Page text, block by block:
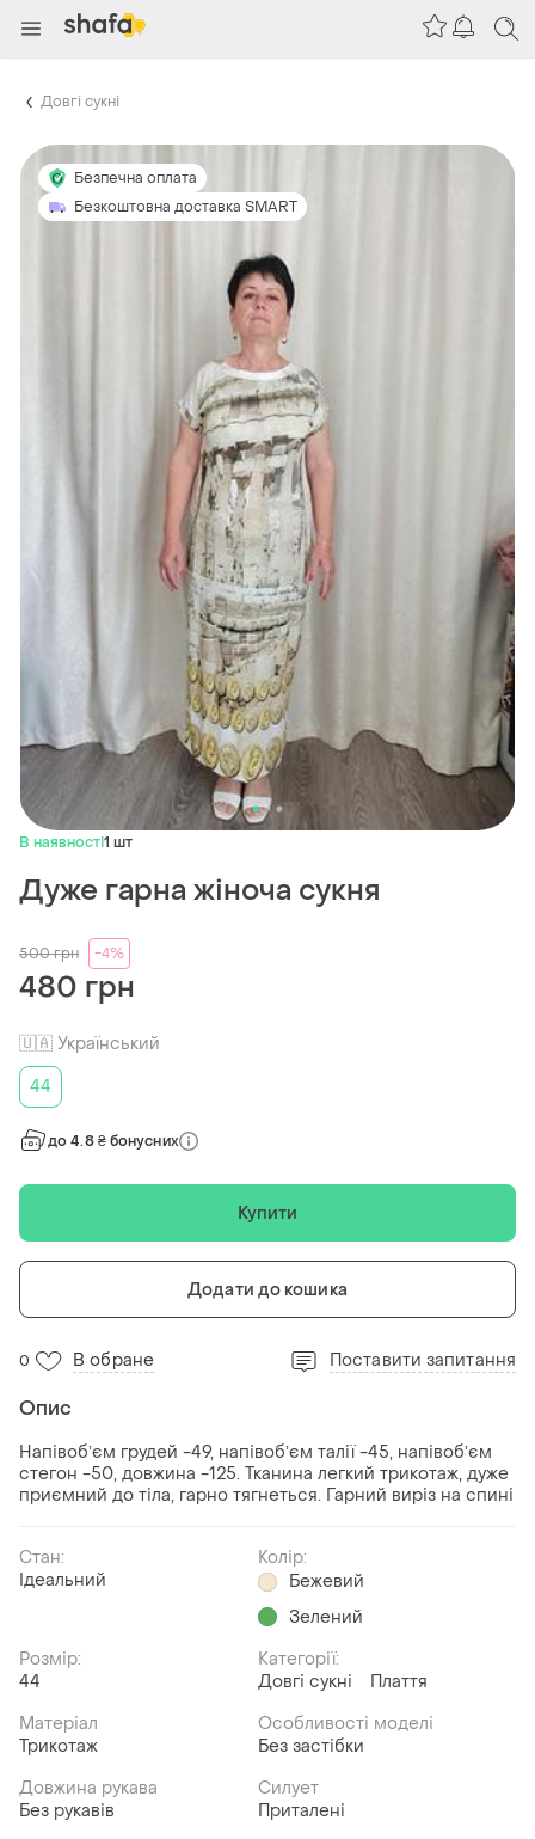
Довгі сукні
Безпечна оплата
Безкоштовна доставка SMART
В наявності1 шт
Дуже гарна жіноча сукня
500грн -4%
480 грн
🇺🇦 Український
44
до 4.8 ₴ бонусних
Купити
Додати до кошика
0 В обране Поставити запитання
Опис
Напівобʼєм грудей -49, напівобʼєм талії -45, напівобʼєм
стегон -50, довжина -125. Тканина легкий трикотаж, дуже
приємний до тіла, гарно тягнеться. Гарний виріз на спині
Стан:
Ідеальний
Колір:
Бежевий
Зелений
Розмір:
44
Категорії:
Довгі сукні
Плаття
Матеріал
Трикотаж
Особливості моделі
Без застібки
Довжина рукава
Без рукавів
Силует
Приталені